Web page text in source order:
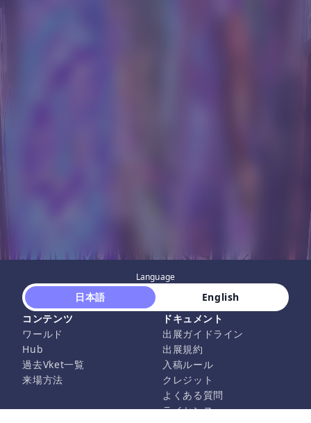
Language
日本語
English
コンテンツ
ワールド
Hub
過去Vket一覧
来場方法
ドキュメント
出展ガイドライン
出展規約
入稿ルール
クレジット
よくある質問
ライセンス